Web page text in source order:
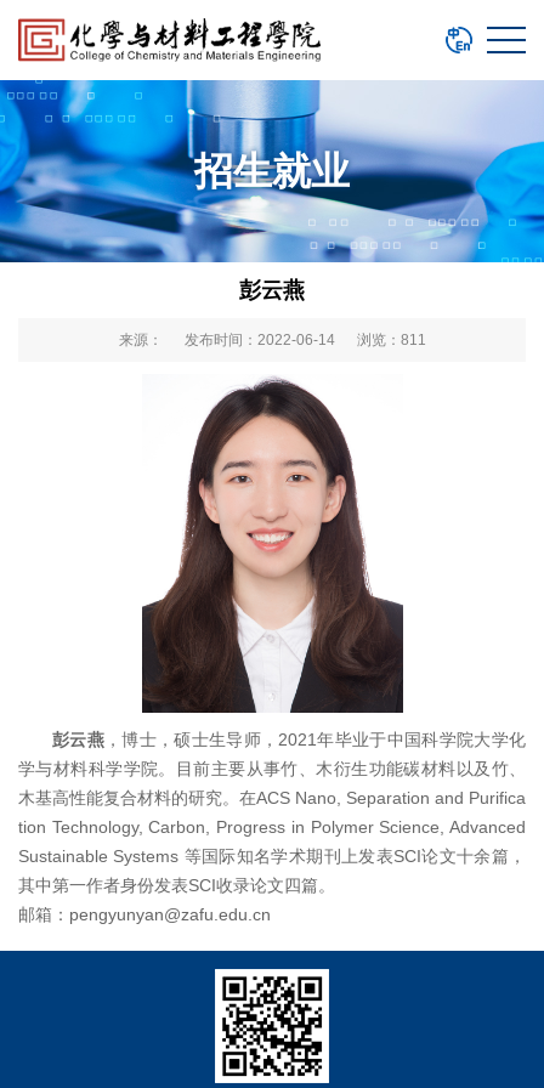
招生就业
彭云燕
来源： 发布时间：2022-06-14 浏览： 811
彭云燕，博士，硕士生导师，2021年毕业于中国科学院大学化
学与材料科学学院。目前主要从事竹、木衍生功能碳材料以及竹、
木基高性能复合材料的研究。在ACS Nano, Separation and Purifica
tion Technology, Carbon, Progress in Polymer Science, Advanced
Sustainable Systems 等国际知名学术期刊上发表SCI论文十余篇，
其中第一作者身份发表SCI收录论文四篇。
邮箱： pengyunyan@zafu.edu.cn